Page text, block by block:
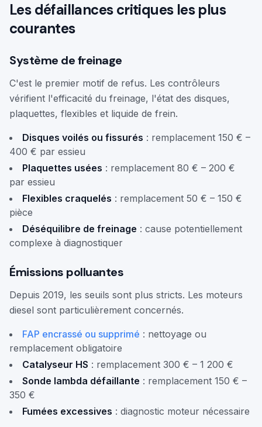
Les défaillances critiques les plus
courantes
Système de freinage
C'est le premier motif de refus. Les contrôleurs
vérifient l'efficacité du freinage, l'état des disques,
plaquettes, flexibles et liquide de frein.
Disques voilés ou fissurés : remplacement 150 € –
400 € par essieu
Plaquettes usées : remplacement 80 € – 200 €
par essieu
Flexibles craquelés : remplacement 50 € – 150 €
pièce
Déséquilibre de freinage : cause potentiellement
complexe à diagnostiquer
Émissions polluantes
Depuis 2019, les seuils sont plus stricts. Les moteurs
diesel sont particulièrement concernés.
FAP encrassé ou supprimé : nettoyage ou
remplacement obligatoire
Catalyseur HS : remplacement 300 € – 1 200 €
Sonde lambda défaillante : remplacement 150 € –
350 €
Fumées excessives : diagnostic moteur nécessaire